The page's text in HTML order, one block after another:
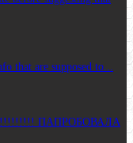
that are supposed to...
ПАПРОБОВАЛА